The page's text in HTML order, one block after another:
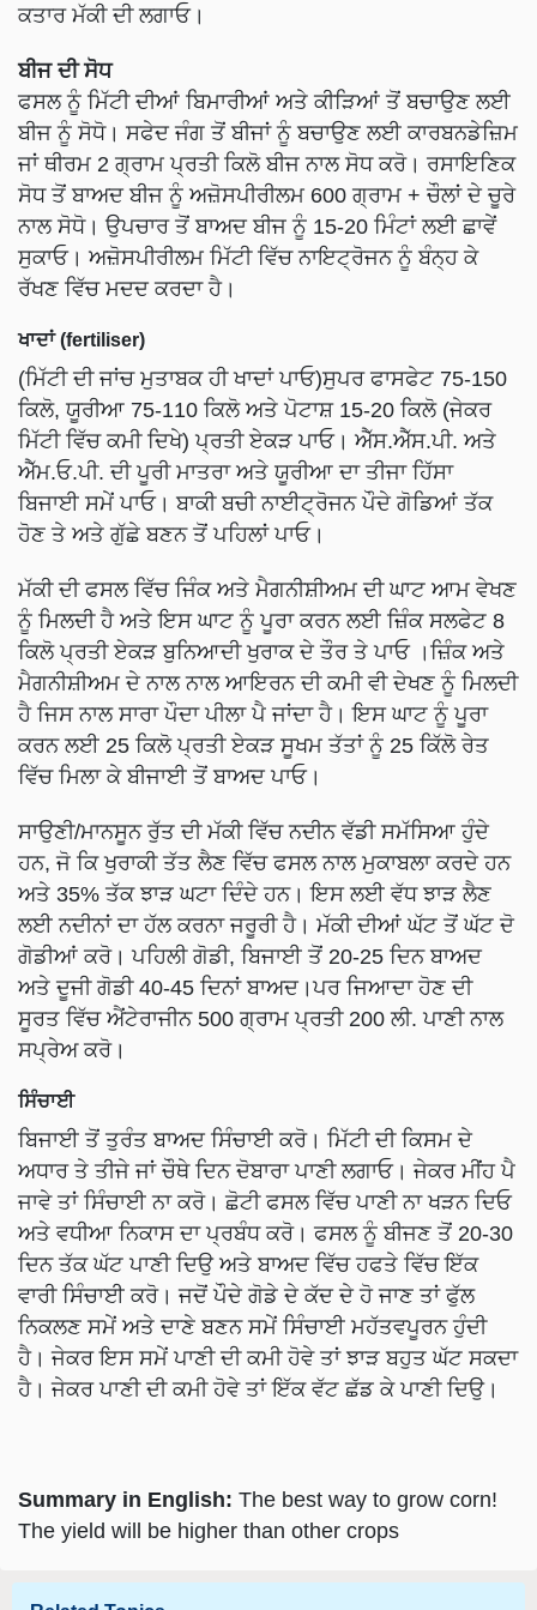
ਕਤਾਰ ਮੱਕੀ ਦੀ ਲਗਾਓ।
ਬੀਜ ਦੀ ਸੋਧ
ਫਸਲ ਨੂੰ ਮਿੱਟੀ ਦੀਆਂ ਬਿਮਾਰੀਆਂ ਅਤੇ ਕੀੜਿਆਂ ਤੋਂ ਬਚਾਉਣ ਲਈ
ਬੀਜ ਨੂੰ ਸੋਧੋ। ਸਫੇਦ ਜੰਗ ਤੋਂ ਬੀਜਾਂ ਨੂੰ ਬਚਾਉਣ ਲਈ ਕਾਰਬਨਡੇਜ਼ਿਮ
ਜਾਂ ਥੀਰਮ 2 ਗ੍ਰਾਮ ਪ੍ਰਤੀ ਕਿਲੋ ਬੀਜ ਨਾਲ ਸੋਧ ਕਰੋ। ਰਸਾਇਣਿਕ
ਸੋਧ ਤੋਂ ਬਾਅਦ ਬੀਜ ਨੂੰ ਅਜ਼ੋਸਪੀਰੀਲਮ 600 ਗ੍ਰਾਮ + ਚੌਲਾਂ ਦੇ ਚੂਰੇ
ਨਾਲ ਸੋਧੋ। ਉਪਚਾਰ ਤੋਂ ਬਾਅਦ ਬੀਜ ਨੂੰ 15-20 ਮਿੰਟਾਂ ਲਈ ਛਾਵੇਂ
ਸੁਕਾਓ। ਅਜ਼ੋਸਪੀਰੀਲਮ ਮਿੱਟੀ ਵਿੱਚ ਨਾਇਟ੍ਰੋਜਨ ਨੂੰ ਬੰਨ੍ਹ ਕੇ
ਰੱਖਣ ਵਿੱਚ ਮਦਦ ਕਰਦਾ ਹੈ।
ਖਾਦਾਂ (fertiliser)
(ਮਿੱਟੀ ਦੀ ਜਾਂਚ ਮੁਤਾਬਕ ਹੀ ਖਾਦਾਂ ਪਾਓ)ਸੁਪਰ ਫਾਸਫੇਟ 75-150
ਕਿਲੋ, ਯੂਰੀਆ 75-110 ਕਿਲੋ ਅਤੇ ਪੋਟਾਸ਼ 15-20 ਕਿਲੋ (ਜੇਕਰ
ਮਿੱਟੀ ਵਿੱਚ ਕਮੀ ਦਿਖੇ) ਪ੍ਰਤੀ ਏਕੜ ਪਾਓ। ਐੱਸ.ਐੱਸ.ਪੀ. ਅਤੇ
ਐੱਮ.ਓ.ਪੀ. ਦੀ ਪੂਰੀ ਮਾਤਰਾ ਅਤੇ ਯੂਰੀਆ ਦਾ ਤੀਜਾ ਹਿੱਸਾ
ਬਿਜਾਈ ਸਮੇਂ ਪਾਓ। ਬਾਕੀ ਬਚੀ ਨਾਈਟ੍ਰੋਜਨ ਪੌਦੇ ਗੋਡਿਆਂ ਤੱਕ
ਹੋਣ ਤੇ ਅਤੇ ਗੁੱਛੇ ਬਣਨ ਤੋਂ ਪਹਿਲਾਂ ਪਾਓ।
ਮੱਕੀ ਦੀ ਫਸਲ ਵਿੱਚ ਜਿੰਕ ਅਤੇ ਮੈਗਨੀਸ਼ੀਅਮ ਦੀ ਘਾਟ ਆਮ ਵੇਖਣ
ਨੂੰ ਮਿਲਦੀ ਹੈ ਅਤੇ ਇਸ ਘਾਟ ਨੂੰ ਪੂਰਾ ਕਰਨ ਲਈ ਜ਼ਿੰਕ ਸਲਫੇਟ 8
ਕਿਲੋ ਪ੍ਰਤੀ ਏਕੜ ਬੁਨਿਆਦੀ ਖੁਰਾਕ ਦੇ ਤੌਰ ਤੇ ਪਾਓ ।ਜ਼ਿੰਕ ਅਤੇ
ਮੈਗਨੀਸ਼ੀਅਮ ਦੇ ਨਾਲ ਨਾਲ ਆਇਰਨ ਦੀ ਕਮੀ ਵੀ ਦੇਖਣ ਨੂੰ ਮਿਲਦੀ
ਹੈ ਜਿਸ ਨਾਲ ਸਾਰਾ ਪੌਦਾ ਪੀਲਾ ਪੈ ਜਾਂਦਾ ਹੈ। ਇਸ ਘਾਟ ਨੂੰ ਪੂਰਾ
ਕਰਨ ਲਈ 25 ਕਿਲੋ ਪ੍ਰਤੀ ਏਕੜ ਸੂਖਮ ਤੱਤਾਂ ਨੂੰ 25 ਕਿੱਲੋ ਰੇਤ
ਵਿੱਚ ਮਿਲਾ ਕੇ ਬੀਜਾਈ ਤੋਂ ਬਾਅਦ ਪਾਓ।
ਸਾਉਣੀ/ਮਾਨਸੂਨ ਰੁੱਤ ਦੀ ਮੱਕੀ ਵਿੱਚ ਨਦੀਨ ਵੱਡੀ ਸਮੱਸਿਆ ਹੁੰਦੇ
ਹਨ, ਜੋ ਕਿ ਖੁਰਾਕੀ ਤੱਤ ਲੈਣ ਵਿੱਚ ਫਸਲ ਨਾਲ ਮੁਕਾਬਲਾ ਕਰਦੇ ਹਨ
ਅਤੇ 35% ਤੱਕ ਝਾੜ ਘਟਾ ਦਿੰਦੇ ਹਨ। ਇਸ ਲਈ ਵੱਧ ਝਾੜ ਲੈਣ
ਲਈ ਨਦੀਨਾਂ ਦਾ ਹੱਲ ਕਰਨਾ ਜਰੂਰੀ ਹੈ। ਮੱਕੀ ਦੀਆਂ ਘੱਟ ਤੋਂ ਘੱਟ ਦੋ
ਗੋਡੀਆਂ ਕਰੋ। ਪਹਿਲੀ ਗੋਡੀ, ਬਿਜਾਈ ਤੋਂ 20-25 ਦਿਨ ਬਾਅਦ
ਅਤੇ ਦੂਜੀ ਗੋਡੀ 40-45 ਦਿਨਾਂ ਬਾਅਦ।ਪਰ ਜਿਆਦਾ ਹੋਣ ਦੀ
ਸੂਰਤ ਵਿੱਚ ਐਂਟੇਰਾਜੀਨ 500 ਗ੍ਰਾਮ ਪ੍ਰਤੀ 200 ਲੀ. ਪਾਣੀ ਨਾਲ
ਸਪ੍ਰੇਅ ਕਰੋ।
ਸਿੰਚਾਈ
ਬਿਜਾਈ ਤੋਂ ਤੁਰੰਤ ਬਾਅਦ ਸਿੰਚਾਈ ਕਰੋ। ਮਿੱਟੀ ਦੀ ਕਿਸਮ ਦੇ
ਅਧਾਰ ਤੇ ਤੀਜੇ ਜਾਂ ਚੌਥੇ ਦਿਨ ਦੋਬਾਰਾ ਪਾਣੀ ਲਗਾਓ। ਜੇਕਰ ਮੀਂਹ ਪੈ
ਜਾਵੇ ਤਾਂ ਸਿੰਚਾਈ ਨਾ ਕਰੋ। ਛੋਟੀ ਫਸਲ ਵਿੱਚ ਪਾਣੀ ਨਾ ਖੜਨ ਦਿਓ
ਅਤੇ ਵਧੀਆ ਨਿਕਾਸ ਦਾ ਪ੍ਰਬੰਧ ਕਰੋ। ਫਸਲ ਨੂੰ ਬੀਜਣ ਤੋਂ 20-30
ਦਿਨ ਤੱਕ ਘੱਟ ਪਾਣੀ ਦਿਉ ਅਤੇ ਬਾਅਦ ਵਿੱਚ ਹਫਤੇ ਵਿੱਚ ਇੱਕ
ਵਾਰੀ ਸਿੰਚਾਈ ਕਰੋ। ਜਦੋਂ ਪੌਦੇ ਗੋਡੇ ਦੇ ਕੱਦ ਦੇ ਹੋ ਜਾਣ ਤਾਂ ਫੁੱਲ
ਨਿਕਲਣ ਸਮੇਂ ਅਤੇ ਦਾਣੇ ਬਣਨ ਸਮੇਂ ਸਿੰਚਾਈ ਮਹੱਤਵਪੂਰਨ ਹੁੰਦੀ
ਹੈ। ਜੇਕਰ ਇਸ ਸਮੇਂ ਪਾਣੀ ਦੀ ਕਮੀ ਹੋਵੇ ਤਾਂ ਝਾੜ ਬਹੁਤ ਘੱਟ ਸਕਦਾ
ਹੈ। ਜੇਕਰ ਪਾਣੀ ਦੀ ਕਮੀ ਹੋਵੇ ਤਾਂ ਇੱਕ ਵੱਟ ਛੱਡ ਕੇ ਪਾਣੀ ਦਿਉ।
Summary in English: The best way to grow corn!
The yield will be higher than other crops